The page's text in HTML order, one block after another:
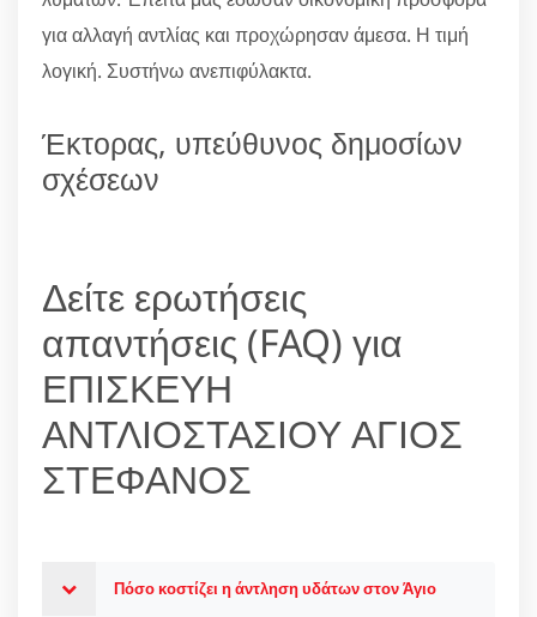
για αλλαγή αντλίας και προχώρησαν άμεσα. Η τιμή
λογική. Συστήνω ανεπιφύλακτα.
Έκτορας, υπεύθυνος δημοσίων
σχέσεων
Δείτε ερωτήσεις
απαντήσεις (FAQ) για
ΕΠΙΣΚΕΥΗ
ΑΝΤΛΙΟΣΤΑΣΙΟΥ ΑΓΙΟΣ
ΣΤΕΦΑΝΟΣ
Πόσο κοστίζει η άντληση υδάτων στον Άγιο